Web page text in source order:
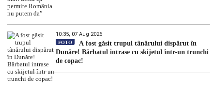
10:35, 07 Aug 2026
FOTO
A fost găsit trupul tânărului dispărut în
Dunăre! Bărbatul intrase cu skijetul într-un trunchi
de copac!